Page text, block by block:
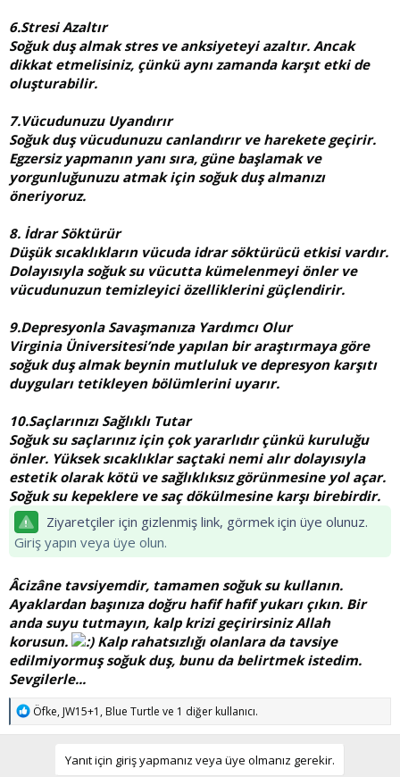
6.Stresi Azaltır
Soğuk duş almak stres ve anksiyeteyi azaltır. Ancak
dikkat etmelisiniz, çünkü aynı zamanda karşıt etki de
oluşturabilir.
7.Vücudunuzu Uyandırır
Soğuk duş vücudunuzu canlandırır ve harekete geçirir.
Egzersiz yapmanın yanı sıra, güne başlamak ve
yorgunluğunuzu atmak için soğuk duş almanızı
öneriyoruz.
8. İdrar Söktürür
Düşük sıcaklıkların vücuda idrar söktürücü etkisi vardır.
Dolayısıyla soğuk su vücutta kümelenmeyi önler ve
vücudunuzun temizleyici özelliklerini güçlendirir.
9.Depresyonla Savaşmanıza Yardımcı Olur
Virginia Üniversitesi’nde yapılan bir araştırmaya göre
soğuk duş almak beynin mutluluk ve depresyon karşıtı
duyguları tetikleyen bölümlerini uyarır.
10.Saçlarınızı Sağlıklı Tutar
Soğuk su saçlarınız için çok yararlıdır çünkü kuruluğu
önler. Yüksek sıcaklıklar saçtaki nemi alır dolayısıyla
estetik olarak kötü ve sağlıklıksız görünmesine yol açar.
Soğuk su kepeklere ve saç dökülmesine karşı birebirdir.
Ziyaretçiler için gizlenmiş link, görmek için üye olunuz.
Giriş yapın veya üye olun.
Âcizâne tavsiyemdir, tamamen soğuk su kullanın.
Ayaklardan başınıza doğru hafif hafif yukarı çıkın. Bir
anda suyu tutmayın, kalp krizi geçirirsiniz Allah
korusun.
Kalp rahatsızlığı olanlara da tavsiye
edilmiyormuş soğuk duş, bunu da belirtmek istedim.
Sevgilerle...
T
p
Öfke,JW15+1 ,Blue Turtle ve 1 diğer kullanıcı.
Yanıt için giriş yapmanız veya üye olmanız gerekir.